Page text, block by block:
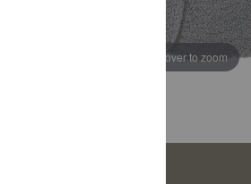
Hover to zoom